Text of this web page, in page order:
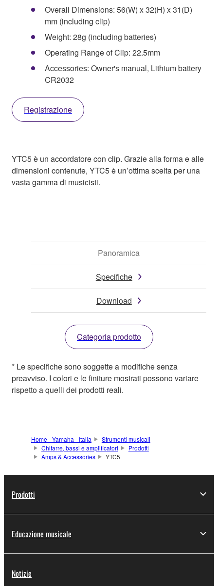
Overall Dimensions: 56(W) x 32(H) x 31(D)
mm (including clip)
Weight: 28g (including batteries)
Operating Range of Clip: 22.5mm
Accessories: Owner's manual, Lithium battery
CR2032
Registrazione
YTC5 è un accordatore con clip. Grazie alla forma e alle
dimensioni contenute, YTC5 è un’ottima scelta per una
vasta gamma di musicisti.
Panoramica
Specifiche
Download
Categoria prodotto
* Le specifiche sono soggette a modifiche senza
preavviso. I colori e le finiture mostrati possono variare
rispetto a quelli dei prodotti reali.
Home - Yamaha - Italia
Strumenti musicali
Chitarre, bassi e amplificatori
Prodotti
Amps & Accessories
YTC5
Prodotti
Educazione musicale
Notizie